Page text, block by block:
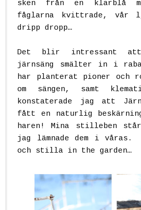
sken från en klarblå
fåglarna kvittrade, vår
dripp dropp…
Det blir intressant
järnsäng smälter in i
har planterat pioner och
om sängen, samt
konstaterade jag att
fått en naturlig
haren! Mina stilleben
jag lämnade dem i
och stilla in the garden…